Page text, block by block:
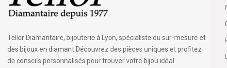
Tellor Diamantaire, bijouterie à Lyon, spécialiste du sur-mesure et
des bijoux en diamant.Découvrez des pièces uniques et profitez
de conseils personnalisés pour trouver votre bijou idéal.